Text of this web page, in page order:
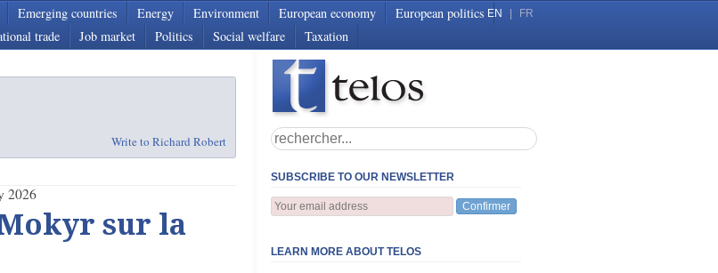
Emerging countries Energy Environment European economy
European politics
trade Job market Politics Social welfare Taxation
EN FR
Write to Richard Robert
2026
sur la
SUBSCRIBE TO OUR NEWSLETTER
Confirmer
LEARN MORE ABOUT TELOS